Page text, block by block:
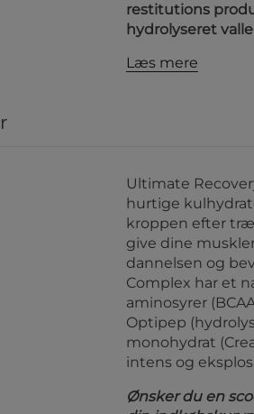
restitutions
hydrolyseret
Læs mere
Ultimate
hurtige
kroppen efter
give dine
dannelsen og
Complex har et
aminosyrer
Optipep
monohydrat
intens og
Ønsker du en